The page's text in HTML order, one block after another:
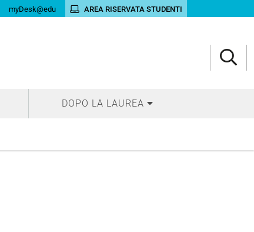
myDesk@edu AREA RISERVATA STUDENTI
DOPO LA LAUREA